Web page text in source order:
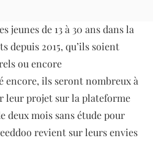
jeunes de 13 à 30 ans dans la
depuis 2015, qu’ils soient
ou encore
encore, ils seront nombreux à
leur projet sur la plateforme
mois sans étude pour
revient sur leurs envies